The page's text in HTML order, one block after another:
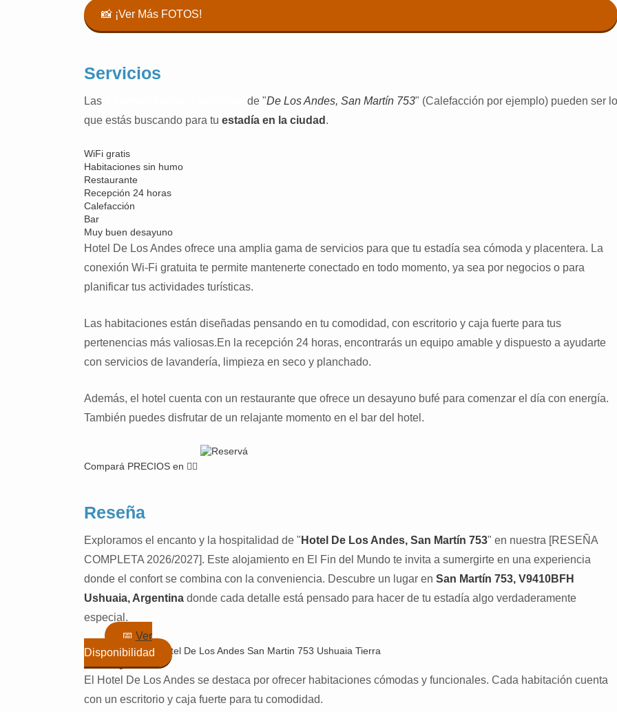
📸 ¡Ver Más FOTOS!
Servicios
Las de "De Los Andes, San Martín 753" (Calefacción por ejemplo) pueden ser lo
que estás buscando para tu estadía en la ciudad .
WiFi gratis
Habitaciones sin humo
Restaurante
Recepción 24 horas
Calefacción
Bar
Muy buen desayuno
Hotel De Los Andes ofrece una amplia gama de servicios para que tu estadía sea cómoda y placentera. La
conexión Wi-Fi gratuita te permite mantenerte conectado en todo momento, ya sea por negocios o para
planificar tus actividades turísticas.
Las habitaciones están diseñadas pensando en tu comodidad, con escritorio y caja fuerte para tus
pertenencias más valiosas.En la recepción 24 horas, encontrarás un equipo amable y dispuesto a ayudarte
con servicios de lavandería, limpieza en seco y planchado.
Además, el hotel cuenta con un restaurante que ofrece un desayuno bufé para comenzar el día con energía.
También puedes disfrutar de un relajante momento en el bar del hotel.
Compará PRECIOS en 👉🏽
Reseña
Exploramos el encanto y la hospitalidad de " Hotel De Los Andes, San Martín 753" en nuestra [RESEÑA
COMPLETA 2026/2027]. Este alojamiento en El Fin del Mundo te invita a sumergirte en una experiencia
donde el confort se combina con la conveniencia. Descubre un lugar en San Martín 753, V9410BFH
Ushuaia, Argentina donde cada detalle está pensado para hacer de tu estadía algo verdaderamente
especial.
📅 Ver
Disponibilidad
El Hotel De Los Andes se destaca por ofrecer habitaciones cómodas y funcionales. Cada habitación cuenta
con un escritorio y caja fuerte para tu comodidad.